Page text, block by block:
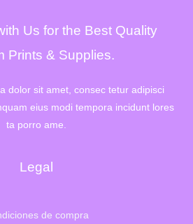
Us for the Best Quality
Prints & Supplies.
dolor sit amet, consec tetur adipisci
eius modi tempora incidunt lores
ta porro ame.
Legal
de compra